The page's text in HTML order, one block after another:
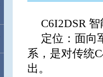
C6I2DSR
定位：面向
系，是对传统
出。